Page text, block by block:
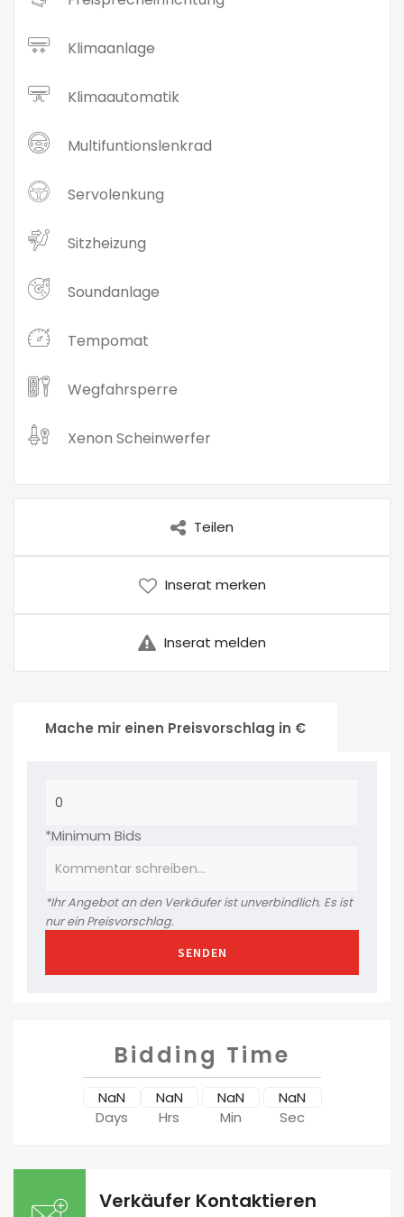
Klimaanlage
Klimaautomatik
Multifuntionslenkrad
Servolenkung
Sitzheizung
Soundanlage
Tempomat
Wegfahrsperre
Xenon Scheinwerfer
Teilen
Inserat merken
Inserat melden
Mache mir einen Preisvorschlag in €
*Minimum Bids
*Ihr Angebot an den Verkäufer ist unverbindlich. Es ist
nur ein Preisvorschlag.
SENDEN
Bidding Time
NaN
Days
NaN
Hrs
NaN
Min
NaN
Sec
Verkäufer Kontaktieren